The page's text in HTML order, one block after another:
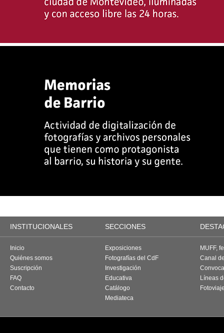
INSTITUCIONALES SECCIONES
Inicio
Quiénes somos
Suscripción
FAQ
Contacto
Exposiciones
Fotografías del CdF
Investigación
Educativa
Catálogo
Mediateca
MUFF,
Canal
Líneas